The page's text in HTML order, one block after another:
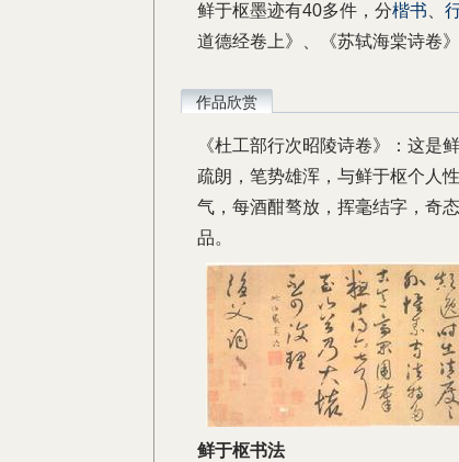
鲜于枢墨迹有40多件，分楷书
道德经卷上》、《苏轼海棠诗卷
作品欣赏
《杜工部行次昭陵诗卷》：这是
疏朗，笔势雄浑，与鲜于枢个人
气，每酒酣骜放，挥毫结字，奇
品。
鲜于枢书法